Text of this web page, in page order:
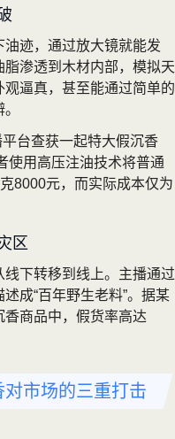
迹，通过放大镜就能发
渗透到木材内部，模拟天
逼真，甚至能通过简单的
台查获一起特大假沉香
使用高压注油技术将普通
8000元，而实际成本仅为
区
下转移到线上。主播通过
成“百年野生老料”。据某
商品中，假货率高达
市场的三重打击